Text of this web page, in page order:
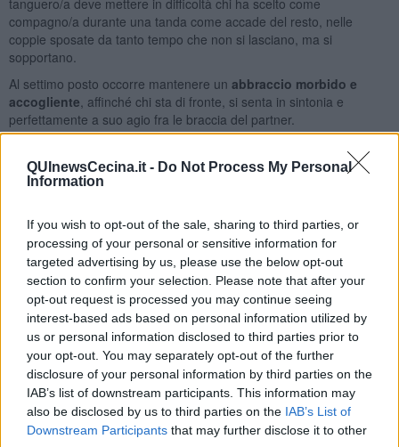
QUInewsCecina.it - Do Not Process My Personal
Information
If you wish to opt-out of the sale, sharing to third parties, or
processing of your personal or sensitive information for
targeted advertising by us, please use the below opt-out
section to confirm your selection. Please note that after your
opt-out request is processed you may continue seeing
interest-based ads based on personal information utilized by
us or personal information disclosed to third parties prior to
your opt-out. You may separately opt-out of the further
disclosure of your personal information by third parties on the
IAB’s list of downstream participants. This information may
also be disclosed by us to third parties on the IAB’s List of
Downstream Participants that may further disclose it to other
compagno/a durante una tanda come accade del resto, nelle
coppie sposate da tanto tempo che non si lasciano, ma si
sopportano.
Al settimo posto occorre mantenere un abbraccio morbido e
accogliente , affinché chi sta di fronte, si senta in sintonia e
perfettamente a suo agio fra le braccia del partner.
favorire lo sviluppo e la crescita personale, come quando si fa una
dieta alimentare che per essere efficace, deve essere varia. Difatti
sperimentato (compreso ballare con le persone in su con l’età o
con un fisico non proprio perfetto) che a fare sempre le stesse
cose.
Al nono troviamo l’indicazione di seguire sempre i consigli dati dai
nostri maestripoiché loro sono gli unici a sapere di noi, pregi e
difetti e, per ogni dubbio, è bene consultarli come quando si va dal
medico curante, per evitare di fare di testa propria adottando rimedi
che potrebbero essere dannosi per la propria performance.
All’ultimo posto ma non meno importante è fondamentale curare il
nostro aspetto fisicosenza tralasciare mai le basilari abitudini del
lavarsi (per entrambi i sessi) e del depilarsi (per le donne) perché
l’abito in questo caso fa anche il tanguero/a.